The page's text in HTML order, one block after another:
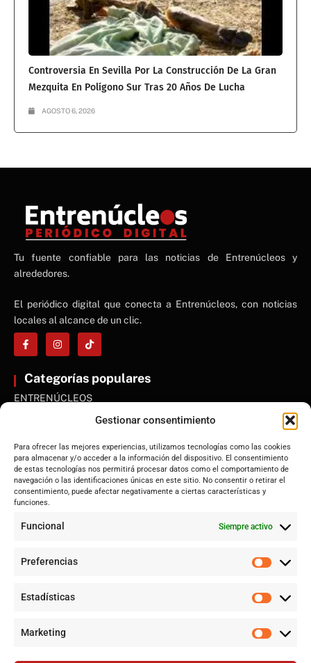
Gestionar consentimiento
Para ofrecer las mejores experiencias, utilizamos tecnologías como las cookies
para almacenar y/o acceder a la información del dispositivo. El consentimiento
de estas tecnologías nos permitirá procesar datos como el comportamiento de
navegación o las identificaciones únicas en este sitio. No consentir o retirar el
consentimiento, puede afectar negativamente a ciertas características y
funciones.
Funcional Siempre activo
Preferencias
Estadísticas
Marketing
Controversia En Sevilla Por La Construcción De La Gran
Mezquita En Polígono Sur Tras 20 Años De Lucha
AGOSTO 6, 2026
NE
NEWS ELEMENTOR
Tu fuente confiable para las noticias de Entrenúcleos y
alrededores.
El periódico digital que conecta a Entrenúcleos, con noticias
locales al alcance de un clic.
Categorías populares
ENTRENÚCLEOS
Andalucía
Internacional
Tecnología
Sociedad
Jujutsu Kaisen: cuándo el shōnen decidió crecer sin perder su